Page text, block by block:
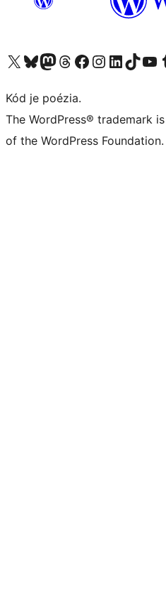
Navštívte náš účet na X (predtým Twitter)
Navštívte náš účet na platforme Bluesky
Navštívte náš účet na Mastodone
Navštívte náš účet na platforme Threads
Navštívte našu stránku na Facebooku
Navštívte náš účet
Navštívte náš účet
Navštívte náš účet na platforme
Navštívte
Kód je poézia.
The WordPress® trademark
of the WordPress Foundation.